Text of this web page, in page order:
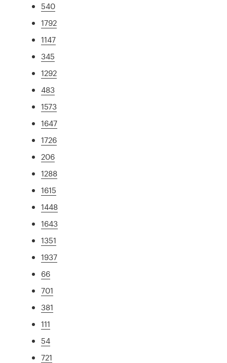
540
1792
1147
345
1292
483
1573
1647
1726
206
1288
1615
1448
1643
1351
1937
66
701
381
111
54
721